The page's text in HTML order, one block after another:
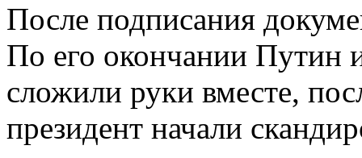
После подписания
По его окончании Путин
сложили руки вместе,
президент начали